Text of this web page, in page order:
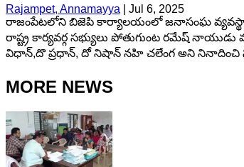
Rajampet, Annamayya
Jul 6, 2025
రాజంపేటలోని బిజెపి కార్యాలయంలో జనాసంఘ వ్యవస్థాపక
రాష్ట్ర కార్యవర్గ సభ్యులు పోతుగుంట రమేష్
విధాన్,దొ ప్రధాన్, దో నిషాన్ నహి చలేంగ అని నినాదించి
MORE NEWS